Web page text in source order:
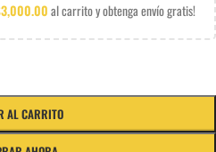
3,000.00al carrito y obtenga envío gratis!
AL CARRITO